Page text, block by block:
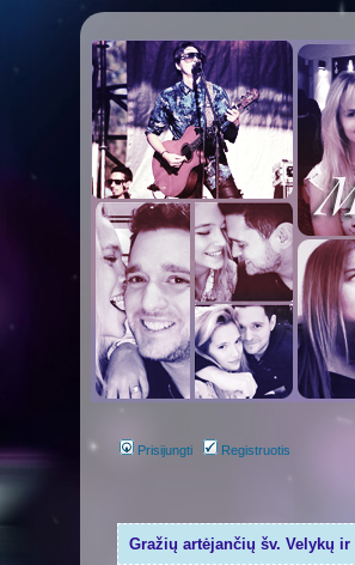
Prisijungti Registruotis
Gražių artėjančių šv. Velykų